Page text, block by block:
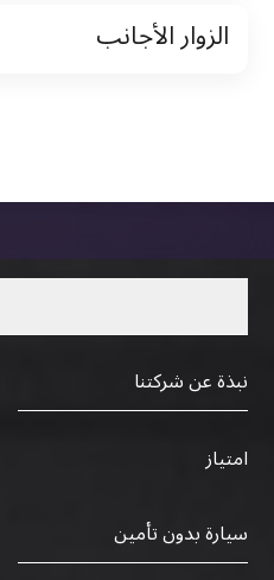
نسخة من تأشيرة الاقامة
الزوار الأجانب
نبذة عن شركتنا
امتياز
سيارة بدون تأمين